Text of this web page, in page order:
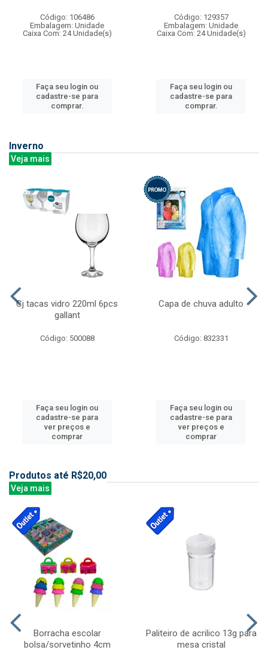
Código: 106486
Embalagem: Unidade
Caixa Com: 24 Unidade(s)
Faça seu login ou
cadastre-se para
comprar.
Código: 129357
Embalagem: Unidade
Caixa Com: 24 Unidade(s)
Faça seu login ou
cadastre-se para
comprar.
Inverno
Veja mais
Cj tacas vidro 220ml 6pcs
gallant
Código: 500088
Faça seu login ou
cadastre-se para
ver preços e
comprar
Capa de chuva adulto
Código: 832331
Faça seu login ou
cadastre-se para
ver preços e
comprar
Produtos até R$20,00
Veja mais
Borracha escolar
bolsa/sorvetinho 4cm
Paliteiro de acrilico 13g para
mesa cristal